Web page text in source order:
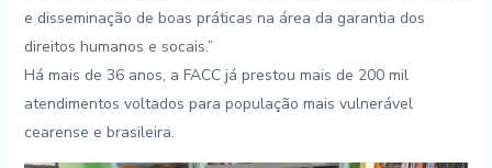
e disseminação de boas práticas na área da garantia dos
direitos humanos e socais.”
Há mais de 36 anos, a FACC já prestou mais de 200 mil
atendimentos voltados para população mais vulnerável
cearense e brasileira.